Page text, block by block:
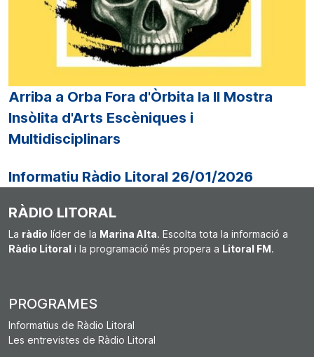
Arriba a Orba Fora d'Òrbita la II Mostra
Insòlita d'Arts Escèniques i
Multidisciplinars
Informatiu Ràdio Litoral 26/01/2026
RÀDIO LITORAL
La ràdio líder de la Marina Alta. Escolta tota la informació a
Ràdio Litoral i la programació més propera a Litoral FM.
PROGRAMES
Informatius de Ràdio Litoral
Les entrevistes de Ràdio Litoral